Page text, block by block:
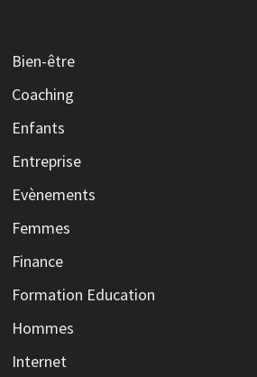
Bien-être
Coaching
Enfants
Entreprise
Evènements
Femmes
Finance
Formation Education
Hommes
Internet